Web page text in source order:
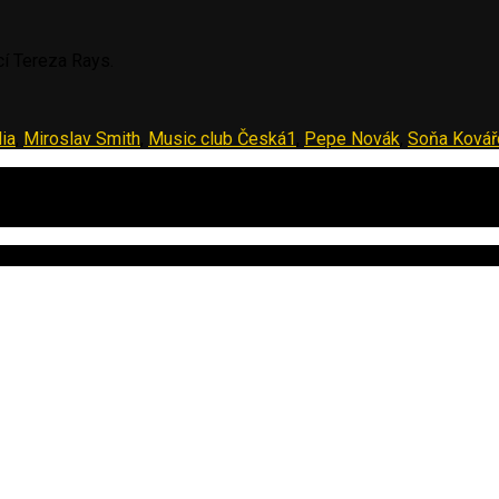
Miroslav Smith Music club Česká1 Pepe Novák Soňa